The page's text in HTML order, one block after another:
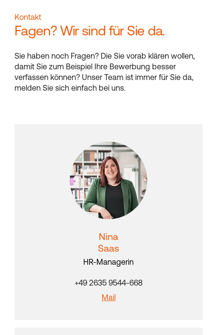
Kontakt
Fagen? Wir sind für Sie da.
Sie haben noch Fragen? Die Sie vorab klären wollen,
damit Sie zum Beispiel Ihre Bewerbung besser
verfassen können? Unser Team ist immer für Sie da,
melden Sie sich einfach bei uns.
Nina
Saas
HR-Managerin
+49 2635 9544-668
Mail